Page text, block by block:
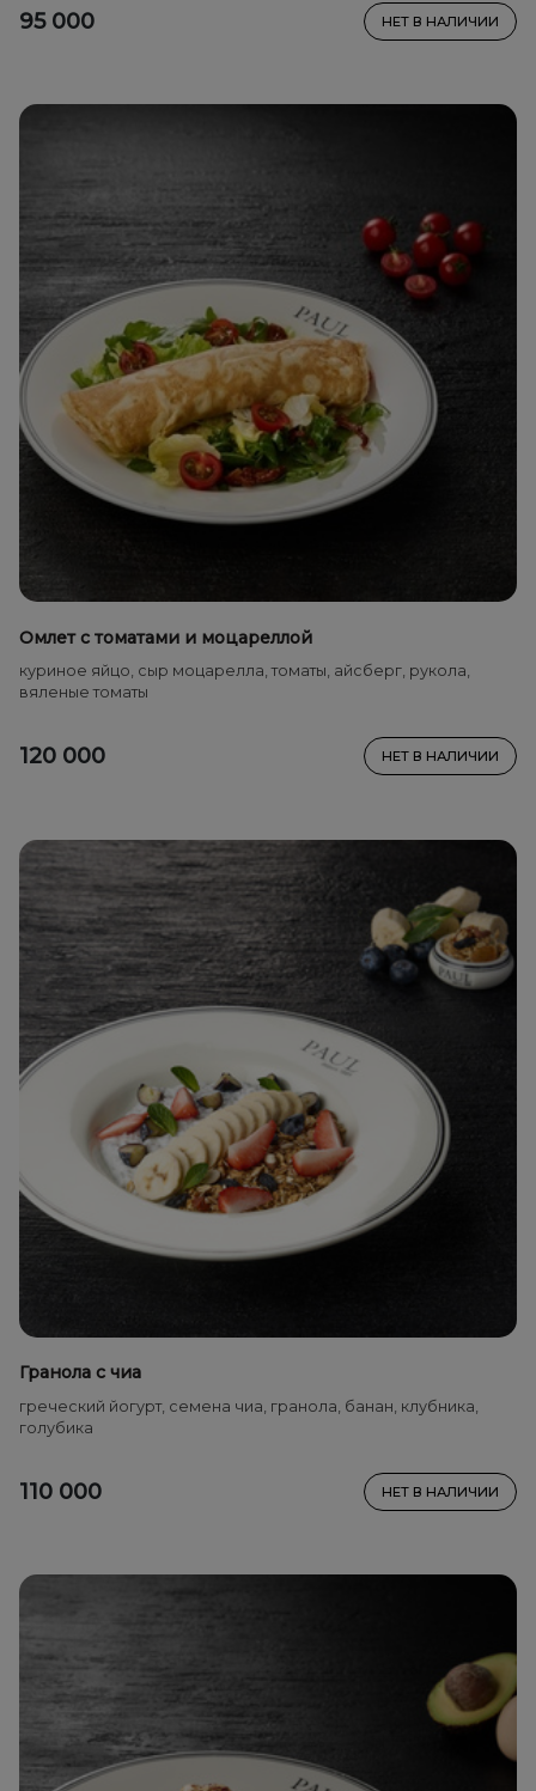
95 000 НЕТ В НАЛИЧИИ
Омлет с томатами и моцареллой
куриное яйцо, сыр моцарелла, томаты, айсберг, рукола,
вяленые томаты
120 000 НЕТ В НАЛИЧИИ
Гранола с чиа
греческий йогурт, семена чиа, гранола, банан, клубника,
голубика
110 000 НЕТ В НАЛИЧИИ